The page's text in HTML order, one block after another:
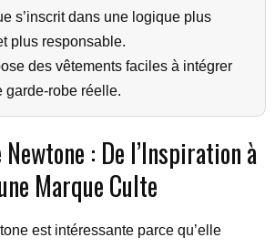
s’inscrit dans une logique plus
plus responsable.
des vêtements faciles à intégrer
garde-robe réelle.
Newtone : De l’Inspiration à
Marque Culte
est intéressante parce qu’elle